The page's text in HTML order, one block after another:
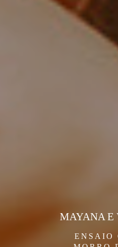
ENSAIO
MAYANA E